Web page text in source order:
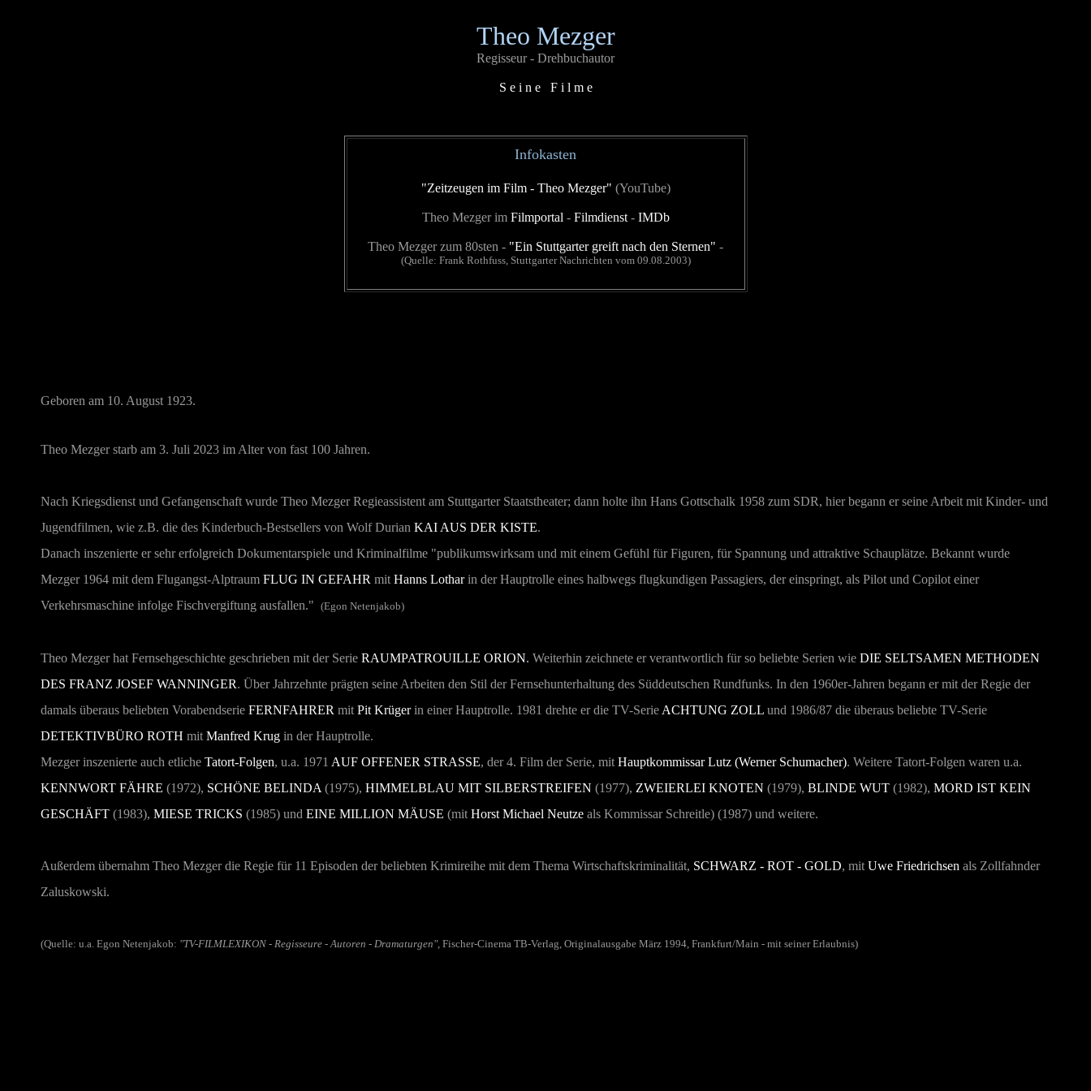
Theo Mezger
Regisseur - Drehbuchautor
S e i n e F i l m e
Infokasten
"Zeitzeugen im Film - Theo Mezger" (YouTube)
Theo Mezger im Filmportal - Filmdienst- IMDb
Theo Mezger zum 80sten - "Ein Stuttgarter greift nach den Sternen" -
(Quelle: Frank Rothfuss, Stuttgarter Nachrichten vom 09.08.2003)
Geboren am 10. August 1923.
Theo Mezger starb am 3. Juli 2023 im Alter von fast 100 Jahren.
Nach Kriegsdienst und Gefangenschaft wurde Theo Mezger Regieassistent am Stuttgarter Staatstheater; dann holte ihn Hans Gottschalk 1958 zum SDR, hier begann er seine Arbeit mit Kinder- und
Jugendfilmen, wie z.B. die des Kinderbuch-Bestsellers von Wolf Durian KAI AUS DER KISTE.
Danach inszenierte er sehr erfolgreich Dokumentarspiele und Kriminalfilme "publikumswirksam und mit einem Gefühl für Figuren, für Spannung und attraktive Schauplätze. Bekannt wurde
Mezger 1964 mit dem Flugangst-Alptraum FLUG IN GEFAHR mit Hanns Lotharin der Hauptrolle eines halbwegs flugkundigen Passagiers, der einspringt, als Pilot und Copilot einer
Verkehrsmaschine infolge Fischvergiftung ausfallen." (Egon Netenjakob)
Theo Mezger hat Fernsehgeschichte geschrieben mit der Serie RAUMPATROUILLE ORION. Weiterhin zeichnete er verantwortlich für so beliebte Serien wie DIE SELTSAMEN METHODEN
DES FRANZ JOSEF WANNINGER. Über Jahrzehnte prägten seine Arbeiten den Stil der Fernsehunterhaltung des Süddeutschen Rundfunks. In den 1960er-Jahren begann er mit der Regie der
damals überaus beliebten Vorabendserie FERNFAHRER mit Pit Krügerin einer Hauptrolle. 1981 drehte er die TV-Serie ACHTUNG ZOLL und 1986/87 die überaus beliebte TV-Serie
DETEKTIVBÜRO ROTH mit Manfred Krug in der Hauptrolle.
Mezger inszenierte auch etliche Tatort-Folgen, u.a. 1971 AUF OFFENER STRASSE , der 4. Film der Serie, mit Hauptkommissar Lutz (Werner Schumacher). Weitere Tatort-Folgen waren u.a.
KENNWORT FÄHRE (1972), SCHÖNE BELINDA (1975), HIMMELBLAU MIT SILBERSTREIFEN (1977), ZWEIERLEI KNOTEN (1979), BLINDE WUT (1982), MORD IST KEIN
GESCHÄFT (1983), MIESE TRICKS (1985) und EINE MILLION MÄUSE (mit Horst Michael Neutze als Kommissar Schreitle) (1987) und weitere.
Außerdem übernahm Theo Mezger die Regie für 11 Episoden der beliebten Krimireihe mit dem Thema Wirtschaftskriminalität, SCHWARZ - ROT - GOLD, mit Uwe Friedrichsen als Zollfahnder
Zaluskowski.
(Quelle: u.a. Egon Netenjakob: "TV-FILMLEXIKON - Regisseure - Autoren - Dramaturgen", Fischer-Cinema TB-Verlag, Originalausgabe März 1994, Frankfurt/Main - mit seiner Erlaubnis)